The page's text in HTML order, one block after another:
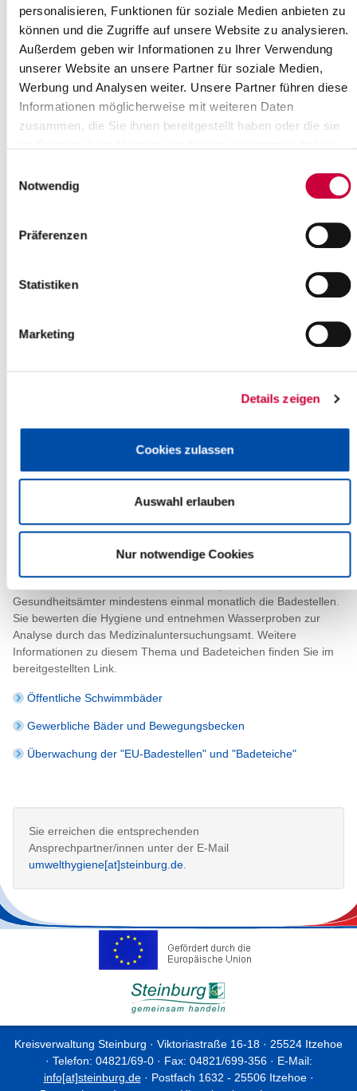
personalisieren, Funktionen für soziale Medien anbieten zu
können und die Zugriffe auf unsere Website zu analysieren.
Außerdem geben wir Informationen zu Ihrer Verwendung
unserer Website an unsere Partner für soziale Medien,
Werbung und Analysen weiter. Unsere Partner führen diese
Informationen möglicherweise mit weiteren Daten
zusammen, die Sie ihnen bereitgestellt haben oder die sie
Notwendig
Präferenzen
Statistiken
Marketing
Details zeigen
Cookies zulassen
Auswahl erlauben
Nur notwendige Cookies
Welche Einrichtungen sind verpflichtet, ihre
Trinkwasserinstallation auf Legionellen untersuchen zu
lassen?
Sportveranstaltungen (wie z.B. Marathon- und
ähnlichen Veranstaltungen) und erhalte meine
Trinkwasserversorgung für meine Schrank- und
Verkaufsstände, Toilettenwagen oder Duschen über
Eine Liste der zuständigen Wasserwerke und entsprechender
Schwimm- und Badebeckenwasser
Das Wasser in öffentlichen Schwimmbädern und gewerblichen
Schwimm- und Badebecken und in Bewegungsbädern unterliegt
gemäß § 37 des Infektionsschutzgesetzes der Überwachung des
Gesundheitsamtes.
Um das Schwimm- und Badebeckenwasser hygienisch
auch eine Chlorung des Wassers ist unumgänglich. Die
Anforderungen an das Wasser und seine Aufbereitung sind in der
regelmäßige Untersuchungen nachzuweisen.
Gesundheitsämter mindestens einmal monatlich die Badestellen.
Sie bewerten die Hygiene und entnehmen Wasserproben zur
Analyse durch das Medizinaluntersuchungsamt. Weitere
Informationen zu diesem Thema und Badeteichen finden Sie im
bereitgestellten Link.
Öffentliche Schwimmbäder
Gewerbliche Bäder und Bewegungsbecken
Überwachung der "EU-Badestellen" und "Badeteiche"
Sie erreichen die entsprechenden
Ansprechpartner/innen unter der E-Mail
umwelthygiene[at]steinburg.de.
Kreisverwaltung Steinburg · Viktoriastraße 16-18 · 25524 Itzehoe
· Telefon: 04821/69-0 · Fax: 04821/699-356 · E-Mail:
info[at]steinburg.de· Postfach 1632 - 25506 Itzehoe ·